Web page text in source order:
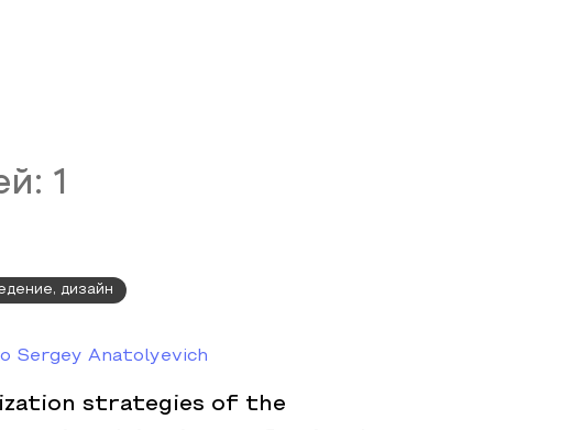
1
дизайн
Sergey Anatolyevich
strategies of the